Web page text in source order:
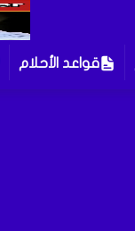
قواعد الأحلام